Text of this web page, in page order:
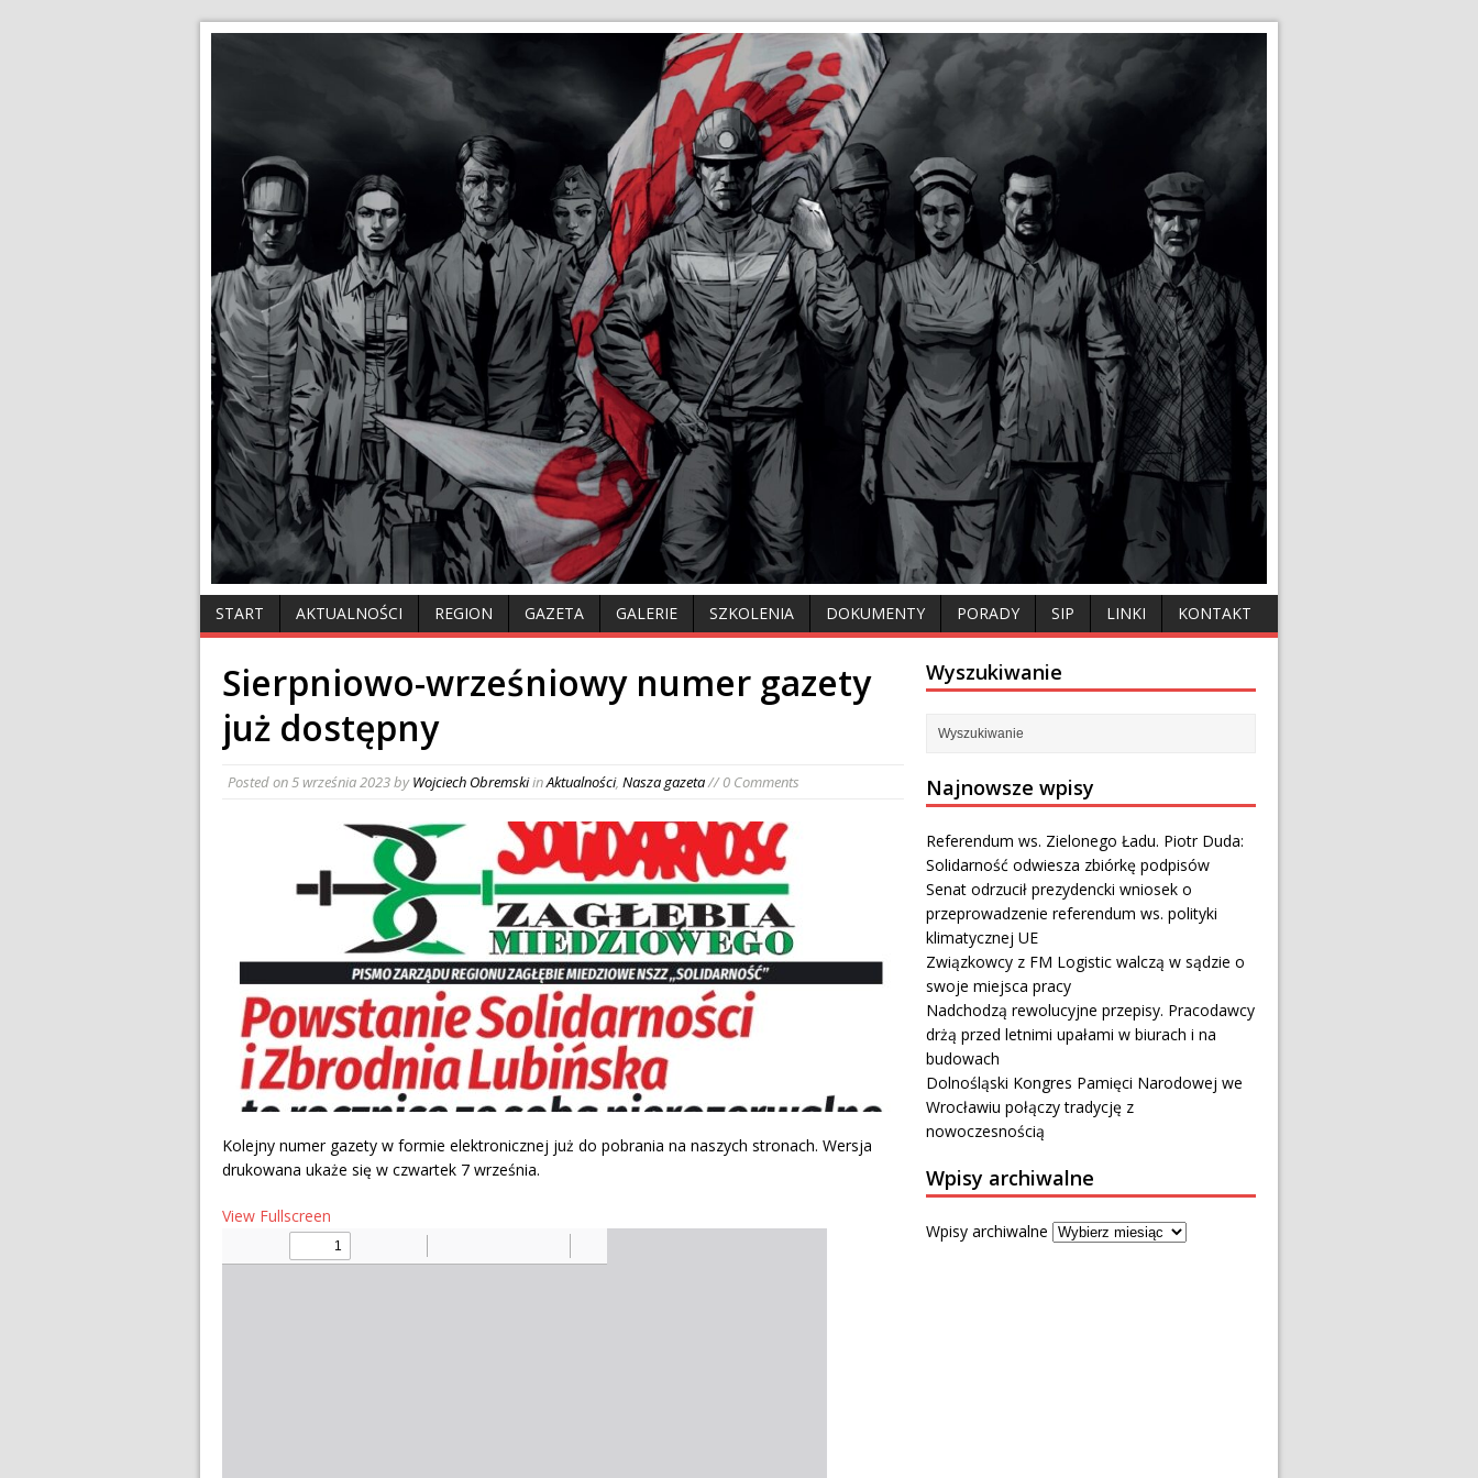
START AKTUALNOŚCI REGION GAZETA GALERIE SZKOLENIA DOKUMENTY PORADY SIP LINKI KONTAKT
Sierpniowo-wrześniowy numer gazety
już dostępny
Posted on5 września 2023byWojciech ObremskiinAktualności, Nasza gazeta// 0 Comments
Kolejny numer gazety w formie elektronicznej już do pobrania na naszych stronach. Wersja
drukowana ukaże się w czwartek 7 września.
View Fullscreen
Wyszukiwanie
Najnowsze wpisy
Referendum ws. Zielonego Ładu. Piotr Duda:
Solidarność odwiesza zbiórkę podpisów
Senat odrzucił prezydencki wniosek o
przeprowadzenie referendum ws. polityki
klimatycznej UE
Związkowcy z FM Logistic walczą w sądzie o
swoje miejsca pracy
Nadchodzą rewolucyjne przepisy. Pracodawcy
drżą przed letnimi upałami w biurach i na
budowach
Dolnośląski Kongres Pamięci Narodowej we
Wrocławiu połączy tradycję z
nowoczesnością
Wpisy archiwalne
Wpisy archiwalne